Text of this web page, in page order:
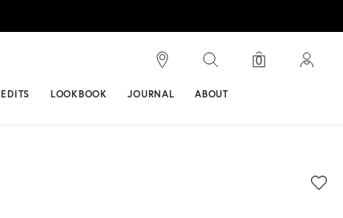
0
EDITS LOOKBOOK JOURNAL ABOUT